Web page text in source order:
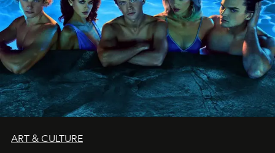
ART & CULTURE